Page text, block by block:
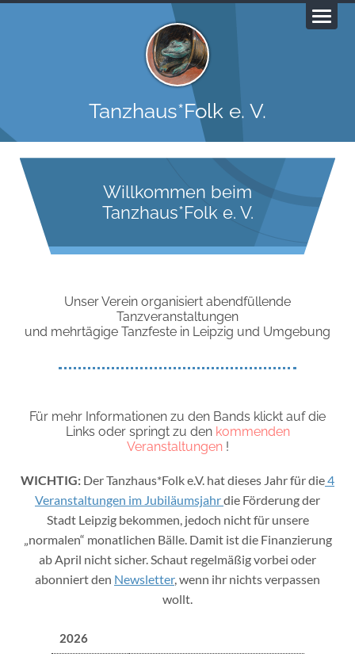
Tanzhaus*Folk e. V.
Willkommen beim
Tanzhaus*Folk e. V.
Unser Verein organisiert abendfüllende
Tanzveranstaltungen
und mehrtägige Tanzfeste in Leipzig und Umgebung
Für mehr Informationen zu den Bands klickt auf die
Links oder springt zu den kommenden
Veranstaltungen!
WICHTIG: Der Tanzhaus*Folk e.V. hat dieses Jahr für die4
Veranstaltungen im Jubiläumsjahrdie Förderung der
Stadt Leipzig bekommen, jedoch nicht für unsere
„normalen“ monatlichen Bälle. Damit ist die Finanzierung
ab April nicht sicher. Schaut regelmäßig vorbei oder
abonniert den Newsletter, wenn ihr nichts verpassen
wollt.
2026